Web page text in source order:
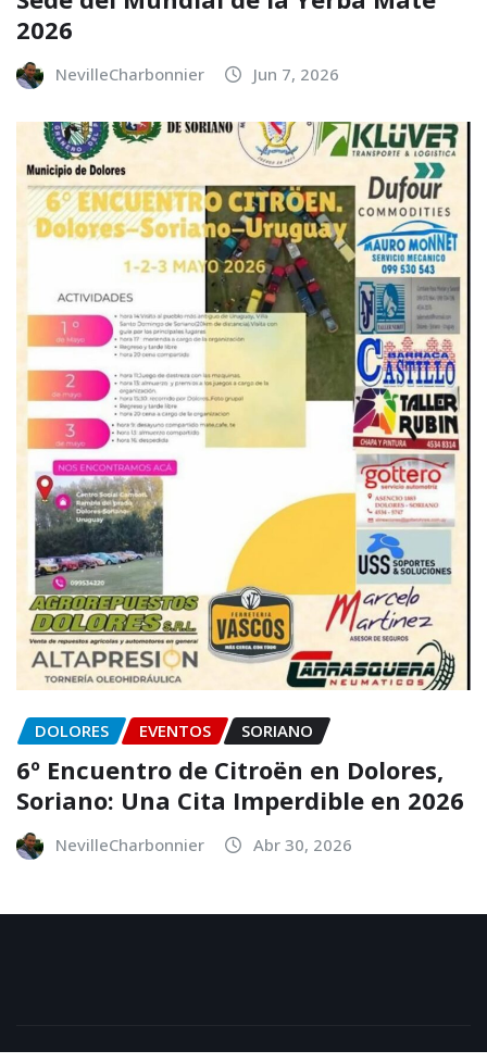
2026
NevilleCharbonnier Jun 7, 2026
DOLORES EVENTOS SORIANO
6º Encuentro de Citroën en Dolores,
Soriano: Una Cita Imperdible en 2026
NevilleCharbonnier Abr 30, 2026